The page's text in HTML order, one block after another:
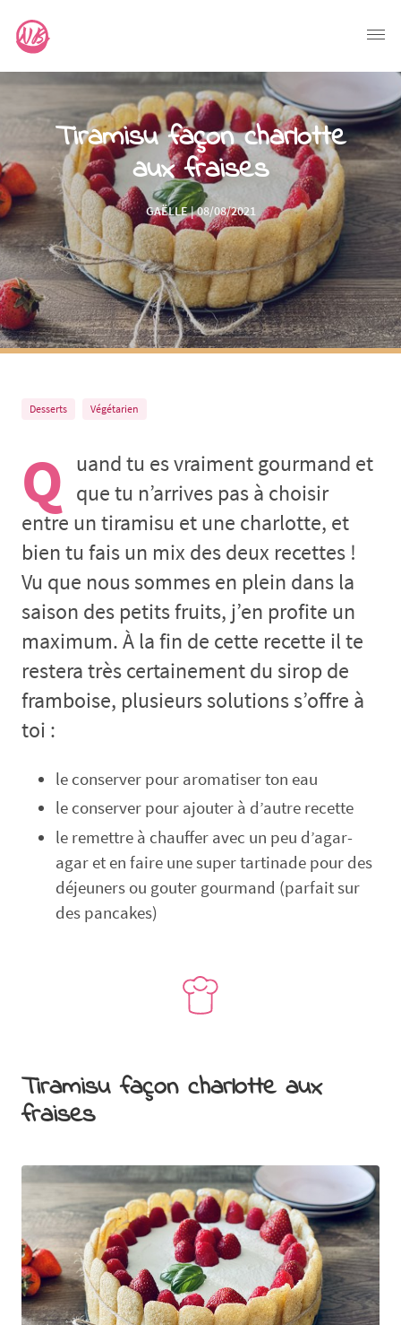
Tiramisu façon charlotte
aux fraises
GAËLLE | 08/08/2021
Desserts Végétarien
Q uand tu es vraiment gourmand et
que tu n’arrives pas à choisir
entre un tiramisu et une charlotte, et
bien tu fais un mix des deux recettes !
Vu que nous sommes en plein dans la
saison des petits fruits, j’en profite un
maximum. À la fin de cette recette il te
restera très certainement du sirop de
framboise, plusieurs solutions s’offre à
toi :
le conserver pour aromatiser ton eau
le conserver pour ajouter à d’autre recette
le remettre à chauffer avec un peu d’agar-
agar et en faire une super tartinade pour des
déjeuners ou gouter gourmand (parfait sur
des pancakes)
Tiramisu façon charlotte aux
fraises